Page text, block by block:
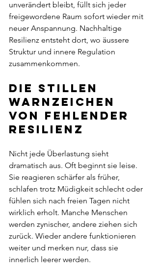
unverändert bleibt, füllt sich jeder
freigewordene Raum sofort wieder mit
neuer Anspannung. Nachhaltige
Resilienz entsteht dort, wo äussere
Struktur und innere Regulation
zusammenkommen.
Die stillen
Warnzeichen
von fehlender
Resilienz
Nicht jede Überlastung sieht
dramatisch aus. Oft beginnt sie leise.
Sie reagieren schärfer als früher,
schlafen trotz Müdigkeit schlecht oder
fühlen sich nach freien Tagen nicht
wirklich erholt. Manche Menschen
werden zynischer, andere ziehen sich
zurück. Wieder andere funktionieren
weiter und merken nur, dass sie
innerlich leerer werden.